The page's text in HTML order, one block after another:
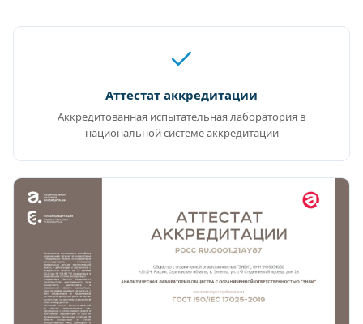
Аттестат аккредитации
Аккредитованная испытательная лаборатория в
национальной системе аккредитации